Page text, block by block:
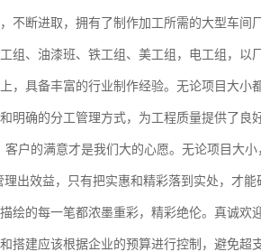
不断进取，拥有了制作加工所需的大型车间
组、油漆班、铁工组、美工组，电工组，以
，具备丰富的行业制作经验。无论项目大小
明确的分工管理方式，为工程质量提供了良
户的满意才是我们大的心愿。无论项目大
出效益，只有把实惠和精彩落到实处，才
的每一笔都浓墨重彩，精彩绝伦。真诚欢
搭建应该根据企业的预算进行控制，避免超